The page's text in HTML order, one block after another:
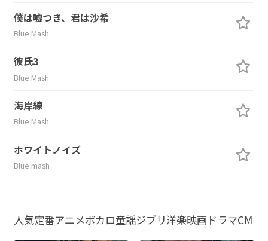
僕は嘘つき、君は沙希
Blue Mash
彼氏3
Blue Mash
海岸線
Blue Mash
ホワイトノイズ
Blue mash
人気定番アニメボカロ童謡ジブリ洋楽映画ドラマCM